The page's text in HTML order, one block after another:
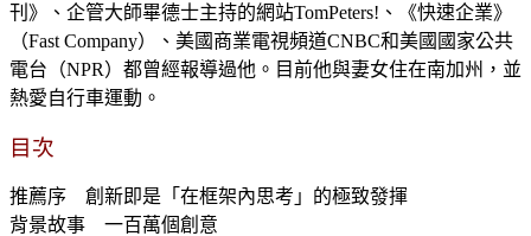
刊》、企管大師畢德士主持的網站TomPeters!、《快速企業》
（Fast Company）、美國商業電視頻道CNBC和美國國家公共
電台（NPR）都曾經報導過他。目前他與妻女住在南加州，並
熱愛自行車運動。
目次
推薦序 創新即是「在框架內思考」的極致發揮
背景故事 一百萬個創意